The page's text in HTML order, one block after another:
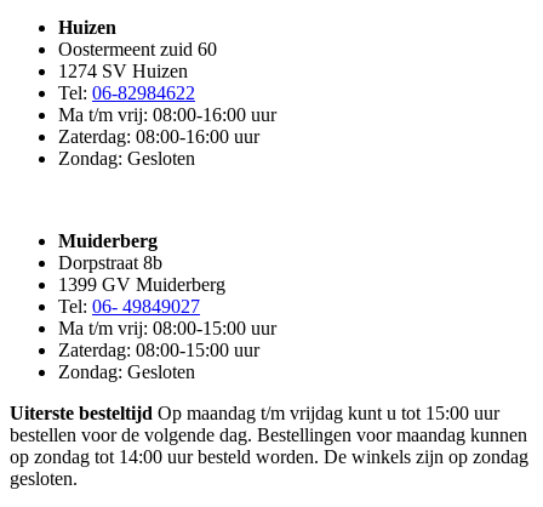
Huizen
Oostermeent zuid 60
1274 SV Huizen
Tel: 06-82984622
Ma t/m vrij: 08:00-16:00 uur
Zaterdag: 08:00-16:00 uur
Zondag: Gesloten
Muiderberg
Dorpstraat 8b
1399 GV Muiderberg
Tel: 06- 49849027
Ma t/m vrij: 08:00-15:00 uur
Zaterdag: 08:00-15:00 uur
Zondag: Gesloten
Uiterste besteltijd Op maandag t/m vrijdag kunt u tot 15:00 uur
bestellen voor de volgende dag. Bestellingen voor maandag kunnen
op zondag tot 14:00 uur besteld worden. De winkels zijn op zondag
gesloten.